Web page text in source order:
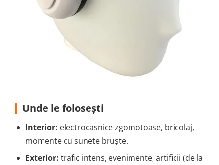
Unde le folosești
Interior: electrocasnice zgomotoase, bricolaj,
momente cu sunete bruște.
Exterior: trafic intens, evenimente, artificii (de la